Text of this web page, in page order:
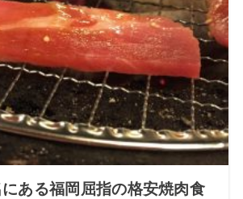
ある福岡屈指の格安焼肉食